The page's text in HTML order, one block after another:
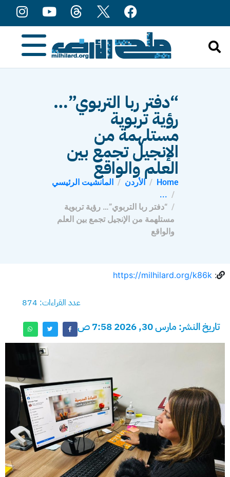
“دفتر ربا التربوي”…
رؤية تربوية
مستلهمة من
الإنجيل تجمع بين
العلم والواقع
Home الأردن
المانشيت الرئيسي
...
“دفتر ربا التربوي”… رؤية تربوية
مستلهمة من الإنجيل تجمع بين العلم
والواقع
:
https://milhilard.org/k86k
عدد القراءات: 874
تاريخ النشر: مارس 30, 2026 7:58 ص